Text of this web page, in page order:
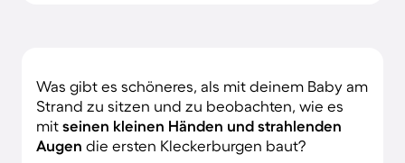
Was gibt es schöneres, als mit deinem Baby am
Strand zu sitzen und zu beobachten, wie es
mit seinen kleinen Händen und strahlenden
Augen die ersten Kleckerburgen baut?